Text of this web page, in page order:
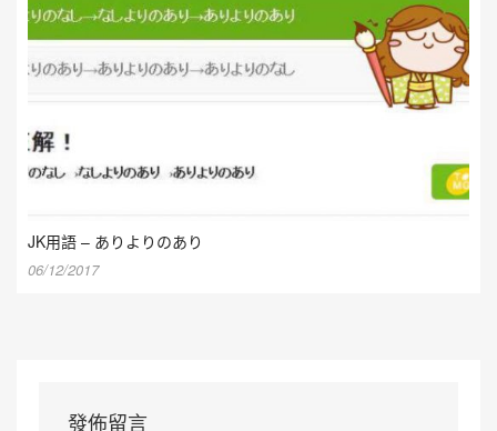
JK用語 – ありよりのあり
06/12/2017
發佈留言